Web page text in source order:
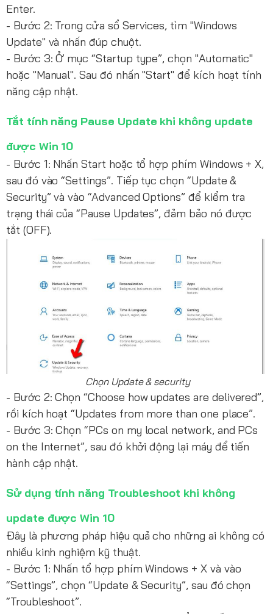
Enter.
- Bước 2: Trong cửa sổ Services, tìm "Windows
Update" và nhấn đúp chuột.
- Bước 3: Ở mục “Startup type”, chọn "Automatic"
hoặc "Manual". Sau đó nhấn "Start" để kích hoạt tính
năng cập nhật.
Tắt tính năng Pause Update khi không update
được Win 10
- Bước 1: Nhấn Start hoặc tổ hợp phím Windows + X,
sau đó vào “Settings”. Tiếp tục chọn “Update &
Security” và vào “Advanced Options” để kiểm tra
trạng thái của “Pause Updates”, đảm bảo nó được
tắt (OFF).
Chọn Update & security
- Bước 2: Chọn “Choose how updates are delivered”,
rồi kích hoạt “Updates from more than one place”.
- Bước 3: Chọn “PCs on my local network, and PCs
on the Internet”, sau đó khởi động lại máy để tiến
hành cập nhật.
Sử dụng tính năng Troubleshoot khi không
update được Win 10
Đây là phương pháp hiệu quả cho những ai không có
nhiều kinh nghiệm kỹ thuật.
- Bước 1: Nhấn tổ hợp phím Windows + X và vào
“Settings”, chọn “Update & Security”, sau đó chọn
“Troubleshoot”.